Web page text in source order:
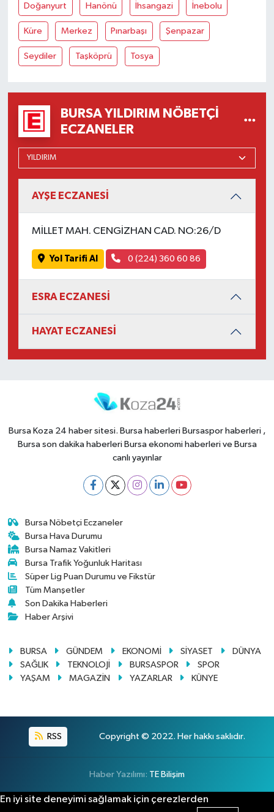
Doğanyurt Hanönü İhsangazi İnebolu
Küre Merkez Pınarbaşı Şenpazar
Seydiler Taşköprü Tosya
BURSA YILDIRIM NÖBETÇI
ECZANELER
AYŞE ECZANESİ
MİLLET MAH. CENGİZHAN CAD. NO:26/D
Yol Tarifi Al 0 (224) 360 60 86
ESRA ECZANESİ
HAYAT ECZANESİ
Bursa Koza 24 haber sitesi. Bursa haberleri Bursaspor haberleri ,
Bursa son dakika haberleri Bursa ekonomi haberleri ve Bursa
canlı yayınlar
Bursa Nöbetçi Eczaneler
Bursa Hava Durumu
Bursa Namaz Vakitleri
Bursa Trafik Yoğunluk Haritası
Süper Lig Puan Durumu ve Fikstür
Tüm Manşetler
Son Dakika Haberleri
Haber Arşivi
BURSA GÜNDEM EKONOMİ SİYASET
DÜNYA
SAĞLIK
TEKNOLOJİ BURSASPOR
SPOR
YAŞAM
MAGAZİN YAZARLAR KÜNYE
RSS Copyright © 2022. Her hakkı saklıdır.
Haber Yazılımı: TE Bilişim
En iyi site deneyimi sağlamak için çerezlerden